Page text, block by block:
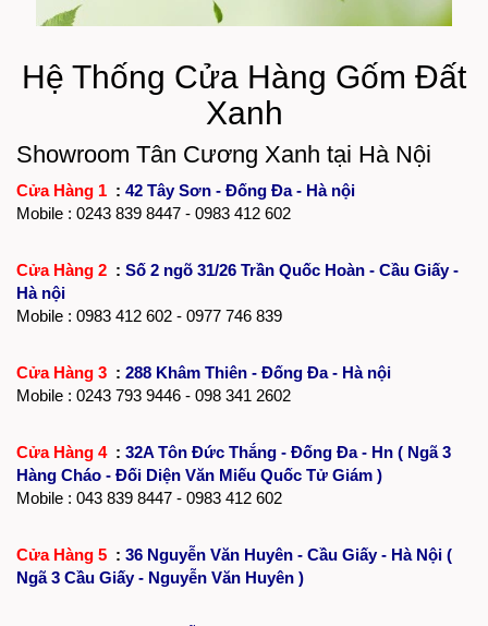
Hệ Thống Cửa Hàng Gốm Đất
Xanh
Showroom Tân Cương Xanh tại Hà Nội
Cửa Hàng 1 : 42 Tây Sơn - Đống Đa - Hà nội
Mobile : 0243 839 8447 - 0983 412 602
Cửa Hàng 2 : Số 2 ngõ 31/26 Trần Quốc Hoàn - Cầu Giấy -
Hà nội
Mobile : 0983 412 602 - 0977 746 839
Cửa Hàng 3 : 288 Khâm Thiên - Đống Đa - Hà nội
Mobile : 0243 793 9446 - 098 341 2602
Cửa Hàng 4 : 32A Tôn Đức Thắng - Đống Đa - Hn ( Ngã 3
Hàng Cháo - Đối Diện Văn Miếu Quốc Tử Giám )
Mobile : 043 839 8447 - 0983 412 602
Cửa Hàng 5 : 36 Nguyễn Văn Huyên - Cầu Giấy - Hà Nội (
Ngã 3 Cầu Giấy - Nguyễn Văn Huyên )